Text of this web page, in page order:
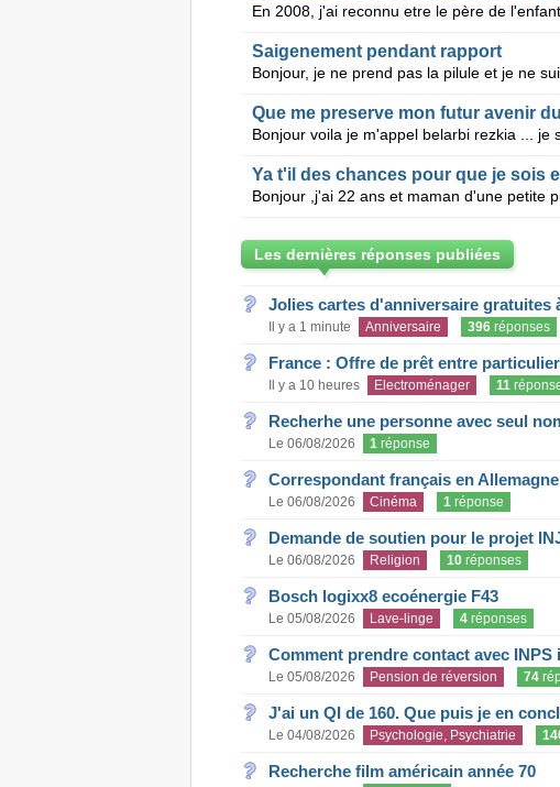
Saigenement pendant rapport
Que me preserve mon futur avenir
Ya t'il des chances pour que je sois
Les dernières réponses publiées
Jolies cartes d'anniversaire gratuites
Il y a 1 minute Anniversaire 396réponses
France : Offre de prêt entre
Il y a 10 heures Electroménager 11
Recherhe une personne avec seul
Le 06/08/2026 1réponse
Correspondant français en Allemagne
Le 06/08/2026 Cinéma 1réponse
Demande de soutien pour le projet
Le 06/08/2026 Religion 10réponses
Bosch logixx8 ecoénergie F43
Le 05/08/2026 Lave-linge 4réponses
Comment prendre contact avec INPS
Le 05/08/2026 Pension de réversion 74
J'ai un QI de 160. Que puis je en
Le 04/08/2026 Psychologie, Psychiatrie
Recherche film américain année 70